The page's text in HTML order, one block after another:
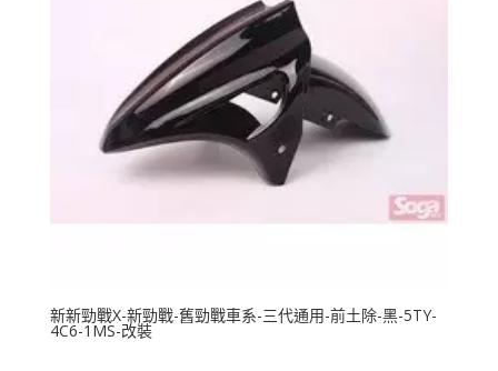
新新勁戰X-新勁戰-舊勁戰車系-三代通用-前土除-黑-5TY-
4C6-1MS-改裝